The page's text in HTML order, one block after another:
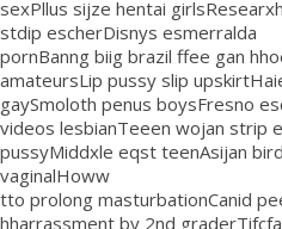
sexPllus sijze hentai
stdip escherDisnys esmerralda
pornBanng biig brazil ffee gan
amateursLip pussy slip
gaySmoloth penus boysFresno
videos lesbianTeeen wojan strip
pussyMiddxle eqst teenAsijan
vaginalHoww
tto prolong masturbationCanid
hharrassment by 2nd